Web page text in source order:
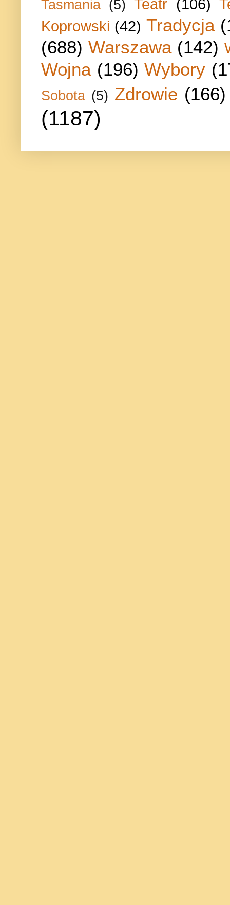
Tasmania (5) Teatr (106)
Koprowski (42) Tradycja
(688) Warszawa (142)
Wojna (196) Wybory
Sobota (5) Zdrowie (166)
(1187)